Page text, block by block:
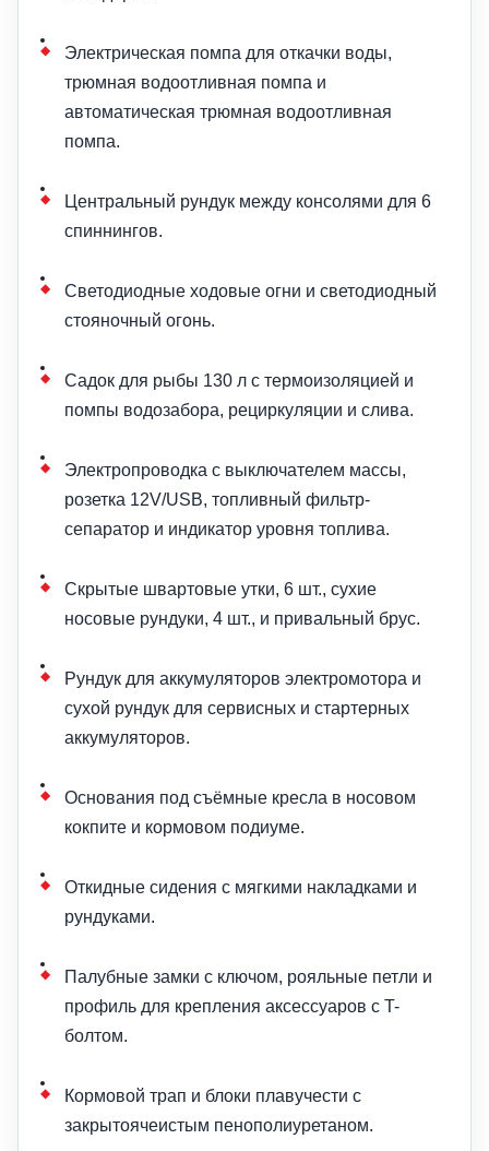
Электрическая помпа для откачки воды,
трюмная водоотливная помпа и
автоматическая трюмная водоотливная
помпа.
Центральный рундук между консолями для 6
спиннингов.
Светодиодные ходовые огни и светодиодный
стояночный огонь.
Садок для рыбы 130 л с термоизоляцией и
помпы водозабора, рециркуляции и слива.
Электропроводка с выключателем массы,
розетка 12V/USB, топливный фильтр-
сепаратор и индикатор уровня топлива.
Скрытые швартовые утки, 6 шт., сухие
носовые рундуки, 4 шт., и привальный брус.
Рундук для аккумуляторов электромотора и
сухой рундук для сервисных и стартерных
аккумуляторов.
Основания под съёмные кресла в носовом
кокпите и кормовом подиуме.
Откидные сидения с мягкими накладками и
рундуками.
Палубные замки с ключом, рояльные петли и
профиль для крепления аксессуаров с T-
болтом.
Кормовой трап и блоки плавучести с
закрытоячеистым пенополиуретаном.